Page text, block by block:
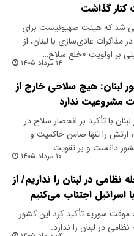
کنار گذاشت
شد که هیئت صهیونیست برای
مذاکرات عادی‌سازی با لبنان، از
بر اولویتِ «خلع سلاح…
۱۴ مرداد ۱۴۰۵
لبنان: هیچ سلاحی خارج از
مشروعیت ندارد
با تأکید بر انحصار سلاح در
ارتش را تنها ضامن حاکمیت و
دانست و بر تقویت…
۱۰ مرداد ۱۴۰۵
نظامی در لبنان را نداریم/ از
اسرائیل اجتناب می‌کنیم
سوریه تأکید کرد این کشور
در لبنان را ندارد.